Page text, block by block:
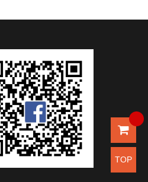
TOP